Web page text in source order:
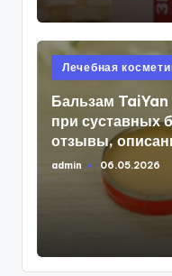
Опубликовано
в
Лечебная
Бальзам TaiYan
при суставных
отзывы,
Запись
admin 06.05.2026